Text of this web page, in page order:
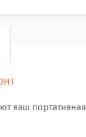
ваш портативная